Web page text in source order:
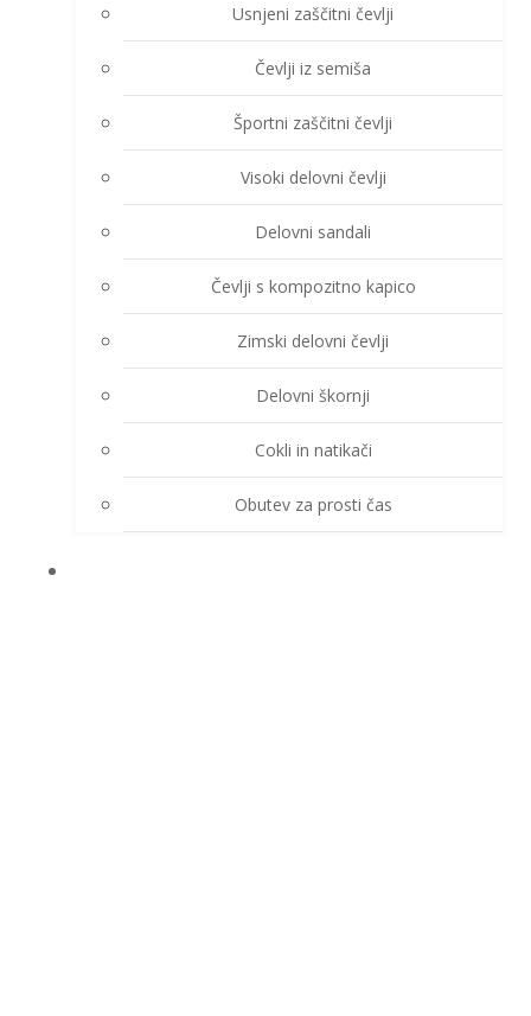
Usnjeni zaščitni čevlji
Čevlji iz semiša
Športni zaščitni čevlji
Visoki delovni čevlji
Delovni sandali
Čevlji s kompozitno kapico
Zimski delovni čevlji
Delovni škornji
Cokli in natikači
Obutev za prosti čas